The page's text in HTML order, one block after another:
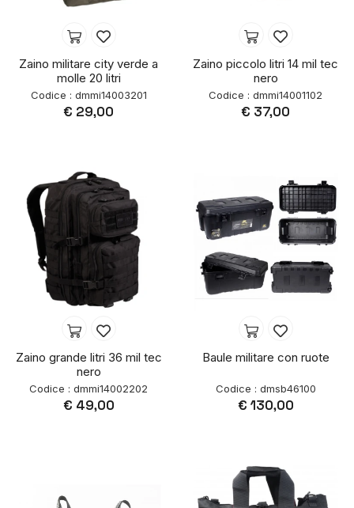
Zaino militare city verde a
molle 20 litri
Codice : dmmi14003201
€ 29,00
Zaino piccolo litri 14 mil tec
nero
Codice : dmmi14001102
€ 37,00
Zaino grande litri 36 mil tec
nero
Codice : dmmi14002202
€ 49,00
Baule militare con ruote
Codice : dmsb46100
€ 130,00